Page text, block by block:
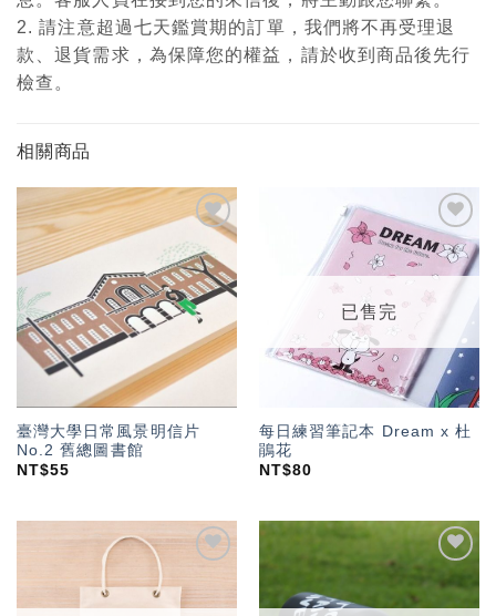
2. 請注意超過七天鑑賞期的訂單，我們將不再受理退
款、退貨需求，為保障您的權益，請於收到商品後先行
檢查。
相關商品
「願
望輕
單」
臺灣大學日常風景明信片
No.2 舊總圖書館
NT$55
加入
「願
望輕
已售完
每日練習筆記本 Dream x 杜
鵑花
NT$80
望輕
加入
「願
望輕